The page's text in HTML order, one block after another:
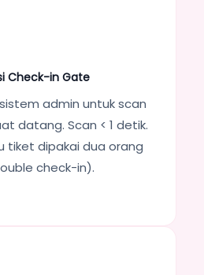
Check-in Gate
admin untuk scan
datang. Scan < 1 detik.
tiket dipakai dua orang
check-in).